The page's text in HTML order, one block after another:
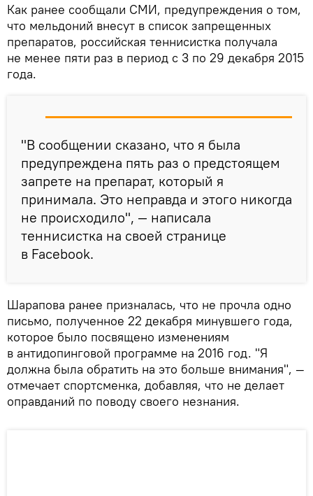
Как ранее сообщали СМИ, предупреждения о том,
что мельдоний внесут в список запрещенных
препаратов, российская теннисистка получала
не менее пяти раз в период с 3 по 29 декабря 2015
года.
"В сообщении сказано, что я была
предупреждена пять раз о предстоящем
запрете на препарат, который я
принимала. Это неправда и этого никогда
не происходило", — написала
теннисистка на своей странице
в Facebook.
Шарапова ранее призналась, что не прочла одно
письмо, полученное 22 декабря минувшего года,
которое было посвящено изменениям
в антидопинговой программе на 2016 год. "Я
должна была обратить на это больше внимания", —
отмечает спортсменка, добавляя, что не делает
оправданий по поводу своего незнания.